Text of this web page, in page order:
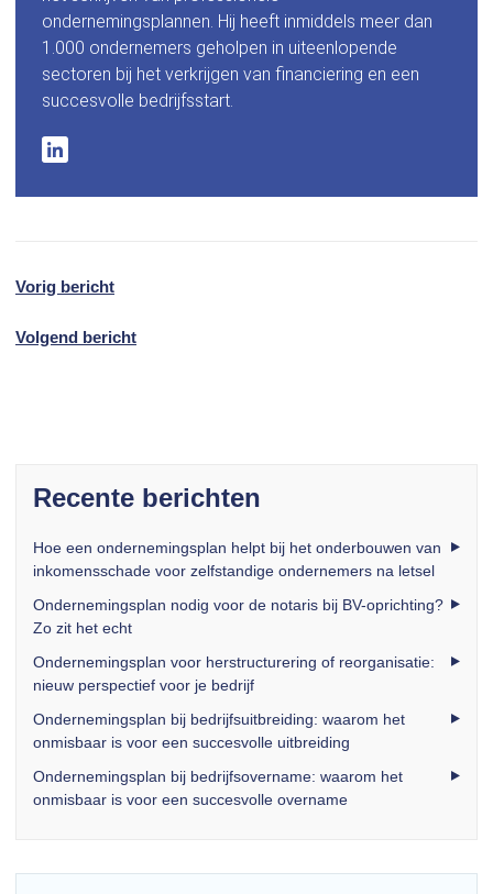
ondernemingsplannen. Hij heeft inmiddels meer dan
1.000 ondernemers geholpen in uiteenlopende
sectoren bij het verkrijgen van financiering en een
succesvolle bedrijfsstart.
Vorig bericht
Volgend bericht
Recente berichten
Hoe een ondernemingsplan helpt bij het onderbouwen van
inkomensschade voor zelfstandige ondernemers na letsel
Ondernemingsplan nodig voor de notaris bij BV-oprichting?
Zo zit het echt
Ondernemingsplan voor herstructurering of reorganisatie:
nieuw perspectief voor je bedrijf
Ondernemingsplan bij bedrijfsuitbreiding: waarom het
onmisbaar is voor een succesvolle uitbreiding
Ondernemingsplan bij bedrijfsovername: waarom het
onmisbaar is voor een succesvolle overname